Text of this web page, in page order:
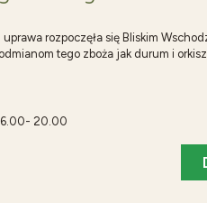
rozpoczęła się Bliskim
tego zboża jak durum i
20.00